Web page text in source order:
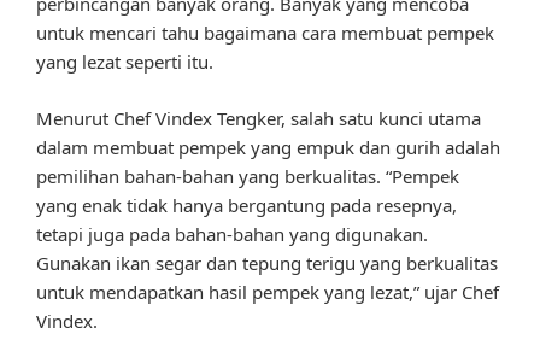
untuk mencari tahu bagaimana cara membuat pempek
yang lezat seperti itu.
Menurut Chef Vindex Tengker, salah satu kunci utama
dalam membuat pempek yang empuk dan gurih adalah
pemilihan bahan-bahan yang berkualitas. “Pempek
yang enak tidak hanya bergantung pada resepnya,
tetapi juga pada bahan-bahan yang digunakan.
Gunakan ikan segar dan tepung terigu yang berkualitas
untuk mendapatkan hasil pempek yang lezat,” ujar Chef
Vindex.